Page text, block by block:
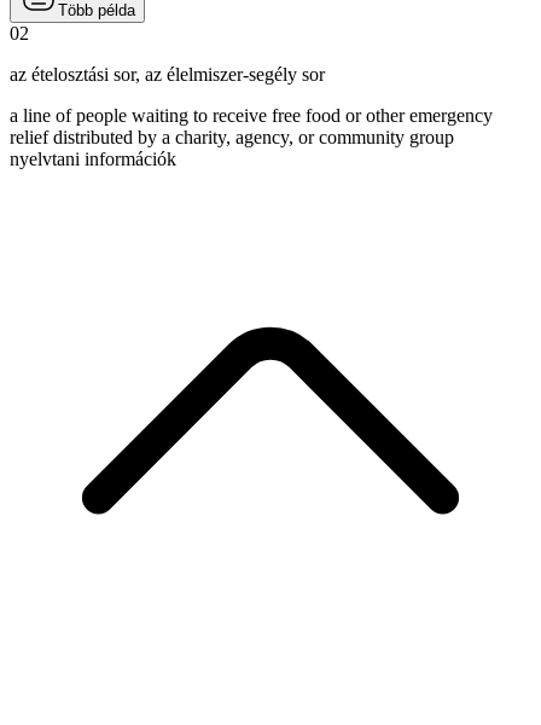
Több példa
02
az ételosztási sor, az élelmiszer-segély sor
a line of people waiting to receive free food or other emergency
relief distributed by a charity, agency, or community group
nyelvtani információk